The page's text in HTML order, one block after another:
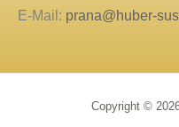
E-Mail: prana@huber-
Copyright ©